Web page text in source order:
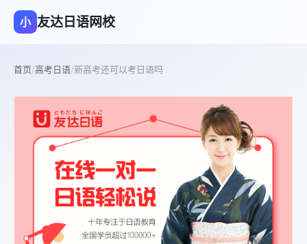
小 友达日语网校
首页/高考日语/新高考还可以考日语吗